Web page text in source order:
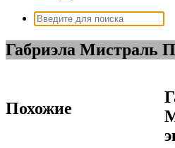
Поиск:
Габриэла Мистраль
Похожие